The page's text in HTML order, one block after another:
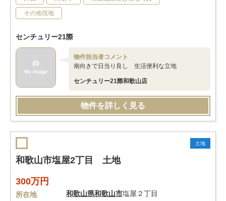
その他現地
センチュリー21際
物件担当者コメント
南向きで日当り良し 生活便利な立地
センチュリー21際和歌山店
物件を詳しく見る
土地
和歌山市塩屋2丁目 土地
300万円
所在地 和歌山県和歌山市塩屋２丁目